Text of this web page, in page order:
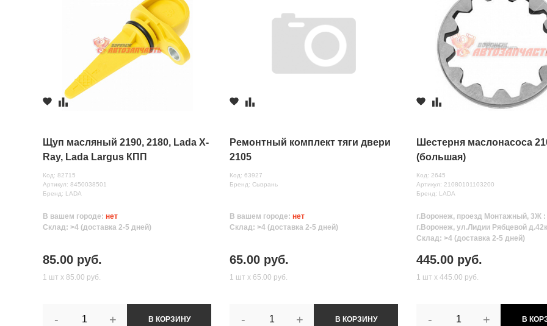
Щуп масляный 2190, 2180, Lada X-
Ray, Lada Largus КПП
Код: 82715
Артикул: 8450038501
Бренд: LADA
В вашем городе: нет
Склад: >4 (доставка 2-5 дней)
85.00 руб.
1 шт х 85.00 руб.
- + В КОРЗИНУ
Ремонтный комплект тяги двери
2105
Код: 63927
Бренд: Сызрань
В вашем городе:нет
Склад: >4 (доставка 2-5 дней)
65.00 руб.
1 шт х 65.00 руб.
- + В КОРЗИНУ
Шестерня маслонасоса
(большая)
Код: 2645
Артикул: 21080101103200
Бренд: LADA
г.Воронеж, проезд Монтажный, 3Ж
г.Воронеж, ул.Лидии Рябцевой
Склад: >4 (доставка 2-5 дней)
445.00 руб.
1 шт х 445.00 руб.
- + В